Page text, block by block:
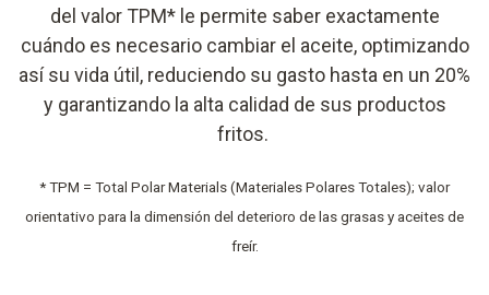
del valor TPM* le permite saber exactamente
cuándo es necesariocambiar el aceite, optimizando
así su vida útil, reduciendo su gasto hasta en un 20%
y garantizando la alta calidad de sus productos
fritos.
* TPM = Total Polar Materials(Materiales Polares Totales); valor
orientativo para la dimensión del deterioro de las grasas y aceites de
freír.